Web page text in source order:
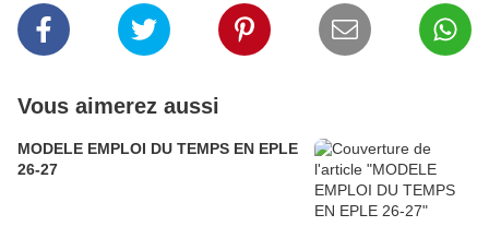
Vous aimerez aussi
MODELE EMPLOI DU TEMPS EN EPLE
26-27